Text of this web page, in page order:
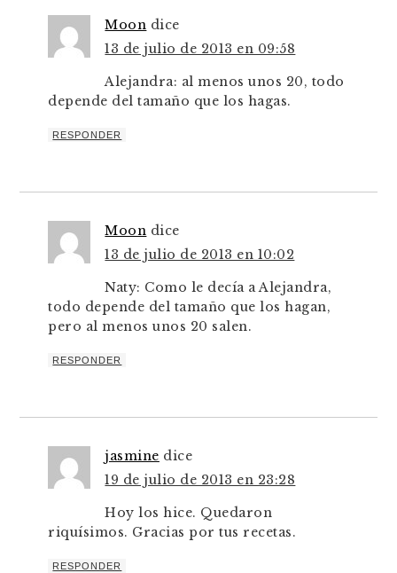
Moon dice
13 de julio de 2013 en 09:58
Alejandra: al menos unos 20, todo
depende del tamaño que los hagas.
RESPONDER
Moon dice
13 de julio de 2013 en 10:02
Naty: Como le decía a Alejandra,
todo depende del tamaño que los hagan,
pero al menos unos 20 salen.
RESPONDER
jasmine dice
19 de julio de 2013 en 23:28
Hoy los hice. Quedaron
riquísimos. Gracias por tus recetas.
RESPONDER